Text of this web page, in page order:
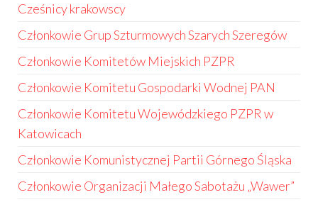
Cześnicy krakowscy
Członkowie Grup Szturmowych Szarych Szeregów
Członkowie Komitetów Miejskich PZPR
Członkowie Komitetu Gospodarki Wodnej PAN
Członkowie Komitetu Wojewódzkiego PZPR w
Katowicach
Członkowie Komunistycznej Partii Górnego Śląska
Członkowie Organizacji Małego Sabotażu „Wawer”